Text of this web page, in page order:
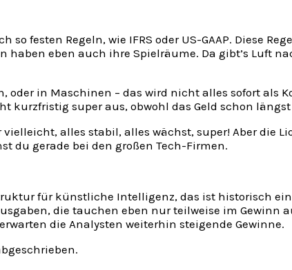
festen Regeln, wie IFRS oder US-GAAP. Diese
eben auch ihre Spielräume. Da gibt’s Luft
in Maschinen – das wird nicht alles sofort als
kurzfristig super aus, obwohl das Geld schon längst
alles stabil, alles wächst, super! Aber die
du gerade bei den großen Tech-Firmen.
für künstliche Intelligenz, das ist historisch
die tauchen eben nur teilweise im Gewinn
die Analysten weiterhin steigende Gewinne.